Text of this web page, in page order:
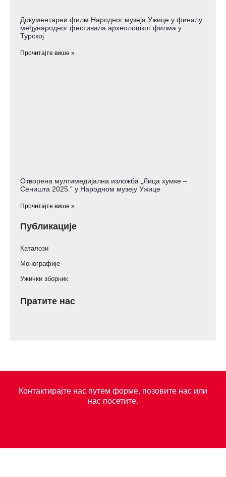
Документарни филм Народног музеја Ужице у финалу
међународног фестивала археолошког филма у
Турској
Прочитајте више »
Отворена мултимедијална изложба „Лица хумке –
Сеништа 2025.” у Народном музеју Ужице
Прочитајте више »
Публикације
Каталози
Монографије
Ужички зборник
Пратите нас
Контактирајте нас путем форме, позовите нас или
нас посетите.